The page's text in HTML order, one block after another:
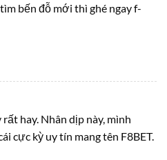
bến đỗ mới thì ghé ngay f-
hay. Nhân dịp này, mình
cực kỳ uy tín mang tên F8BET.